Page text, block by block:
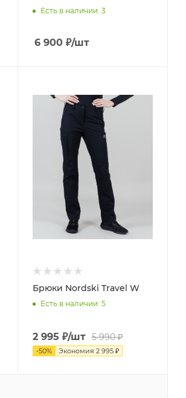
Есть в наличии: 3
6 900₽/шт
Брюки Nordski Travel W
Есть в наличии: 5
2 995 ₽/шт 5 990₽
-50% Экономия 2 995₽